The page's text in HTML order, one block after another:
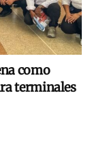
como
terminales